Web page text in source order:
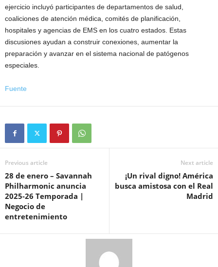
ejercicio incluyó participantes de departamentos de salud,
coaliciones de atención médica, comités de planificación,
hospitales y agencias de EMS en los cuatro estados. Estas
discusiones ayudan a construir conexiones, aumentar la
preparación y avanzar en el sistema nacional de patógenos
especiales.
Fuente
Previous article
28 de enero – Savannah
Philharmonic anuncia
2025-26 Temporada |
Negocio de
entretenimiento
Next article
¡Un rival digno! América
busca amistosa con el Real
Madrid